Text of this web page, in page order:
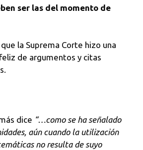
ser las del momento de
la Suprema Corte hizo una
de argumentos y citas
dice “…como se ha señalado
aún cuando la utilización
no resulta de suyo